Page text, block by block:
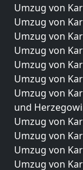
Umzug von
Umzug von
Umzug von
Umzug von
Umzug von
Umzug von
Umzug von
und
Umzug von
Umzug von
Umzug von
Umzug von